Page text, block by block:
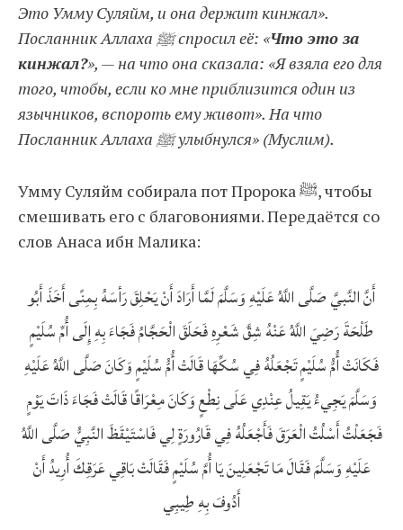
Это Умму Суляйм, и она держит кинжал».
Посланник Аллаха ﷺ спросил её: «Что это за
кинжал?», — на что она сказала: «Я взяла его для
того, чтобы, если ко мне приблизится один из
язычников, вспороть ему живот». На что
Посланник Аллаха ﷺ улыбнулся» (Муслим).
Умму Суляйм собирала пот Пророка ﷺ, чтобы
смешивать его с благовониями. Передаётся со
слов Анаса ибн Малика:
أَنَّ النَّبيَّ صَلَّى اللَّهُ عَلَيْهِ وَسَلَّمَ لَمَّا أَرَادَ أَنْ يَحْلِقَ رَأسَهُ بِمِنًى أَخَذَ أَبُو
طَلْحَةَ رَضِيَ اللَّهُ عَنْهُ شِقَّ شَعْرِهِ فَحَلَقَ الْحَجَّامُ فَجَاءَ بِهِ إِلَى أُمِّ سُلَيْمٍ
فَكَانَتْ أُمُّ سُلَيْمٍ تَجْعَلُهُ فِي سُكِّهَا قَالَتْ أُمُّ سُلَيْمٍ وَكَانَ صَلَّى اللَّهُ عَلَيْهِ
وَسَلَّمَ يَجِيءُ يَقِيلُ عِنْدِي عَلَى نِطْعٍ وَكَانَ مِعْرَاقًا قَالَتْ فَجَاءَ ذَاتَ يَوْمٍ
فَجَعَلْتُ أَسْلُتُ الْعَرَقَ فَأَجْعَلُهُ فِي قَارُورَةٍ لِي فَاسْتَيْقَظَ النَّبِيُّ صَلَّى اللَّهُ
عَلَيْهِ وَسَلَّمَ فَقَالَ مَا تَجْعَلِينَ يَا أُمَّ سُلَيْمٍ فَقَالَتْ بَاقِي عَرَقِكَ أُرِيدُ أَنْ
أَدُوفَ بِهِ طِيبِي